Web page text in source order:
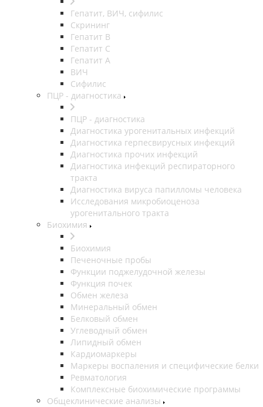
Гепатит, ВИЧ, сифилис
Скрининг
Гепатит В
Гепатит С
Гепатит А
ВИЧ
Сифилис
ПЦР - диагностика
ПЦР - диагностика
Диагностика урогенитальных инфекций
Диагностика герпесвирусных инфекций
Диагностика прочих инфекций
Диагностика инфекций респираторного
тракта
Диагностика вируса папилломы человека
Исследования микробиоценоза
урогенитального тракта
Биохимия
Биохимия
Печеночные пробы
Функции поджелудочной железы
Функция почек
Обмен железа
Минеральный обмен
Белковый обмен
Углеводный обмен
Липидный обмен
Кардиомаркеры
Маркеры воспаления и специфические белки
Ревматология
Комплексные биохимические программы
Общеклинические анализы